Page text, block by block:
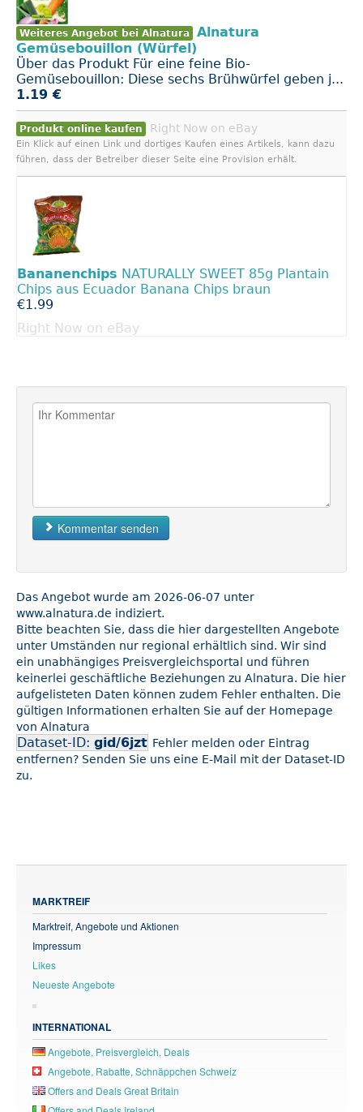
Weiteres Angebot bei Alnatura
Alnatura
Gemüsebouillon (Würfel)
Über das Produkt Für eine feine Bio-
Gemüsebouillon: Diese sechs Brühwürfel geben j...
1.19 €
Produkt online kaufen Right Now on eBay
Ein Klick auf einen Link und dortiges Kaufen eines Artikels, kann dazu
führen, dass der Betreiber dieser Seite eine Provision erhält.
Bananenchips NATURALLY SWEET 85g Plantain
Chips aus Ecuador Banana Chips braun
€1.99
Right Now on eBay
Kommentar senden
Das Angebot wurde am 2026-06-07 unter
www.alnatura.de indiziert.
Bitte beachten Sie, dass die hier dargestellten Angebote
unter Umständen nur regional erhältlich sind. Wir sind
ein unabhängiges Preisvergleichsportal und führen
keinerlei geschäftliche Beziehungen zu Alnatura. Die hier
aufgelisteten Daten können zudem Fehler enthalten. Die
gültigen Informationen erhalten Sie auf der Homepage
von Alnatura
Dataset-ID: gid/6jzt Fehler melden oder Eintrag
entfernen? Senden Sie uns eine E-Mail mit der Dataset-ID
zu.
MARKTREIF
Marktreif, Angebote und Aktionen
Impressum
Likes
Neueste Angebote
INTERNATIONAL
Angebote, Preisvergleich, Deals
Angebote, Rabatte, Schnäppchen Schweiz
Offers and Deals Great Britain